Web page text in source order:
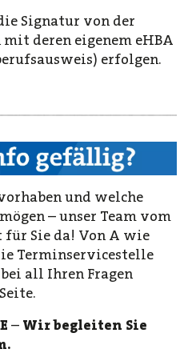
Signatur von der
deren eigenem eHBA
erfolgen.
und welche
– unser Team vom
Sie da! Von A wie
Terminservicestelle
all Ihren Fragen
– Wir begleiten Sie